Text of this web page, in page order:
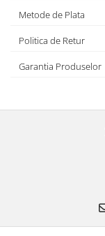
Metode de Plata
Politica de Retur
Garantia Produselor